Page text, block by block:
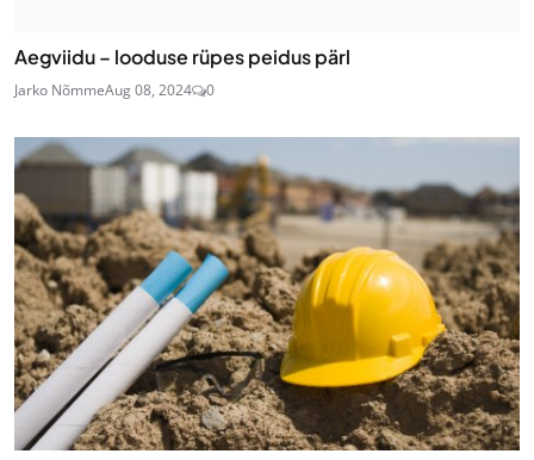
Aegviidu – looduse rüpes peidus pärl
Jarko NõmmeAug 08, 2024 0